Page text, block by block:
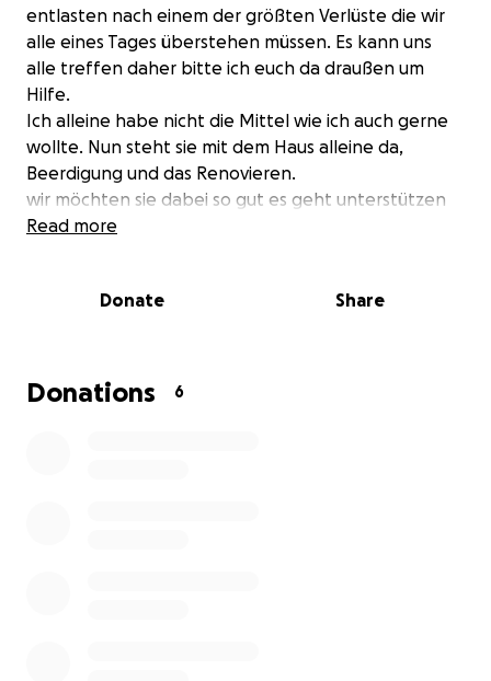
entlasten nach einem der größten Verlüste die wir
alle eines Tages überstehen müssen. Es kann uns
alle treffen daher bitte ich euch da draußen um
Hilfe.
Ich alleine habe nicht die Mittel wie ich auch gerne
wollte. Nun steht sie mit dem Haus alleine da,
Beerdigung und das Renovieren.
wir möchten sie dabei so gut es geht unterstützen
und ich hoffe das wir finanziell zumindest mit
jeden Menschen der uns dabei hilft. Möge das
Read more
Donate Share
Donations 6